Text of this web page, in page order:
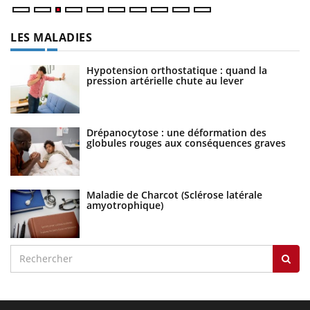
LES MALADIES
Hypotension orthostatique : quand la
pression artérielle chute au lever
Drépanocytose : une déformation des
globules rouges aux conséquences graves
Maladie de Charcot (Sclérose latérale
amyotrophique)